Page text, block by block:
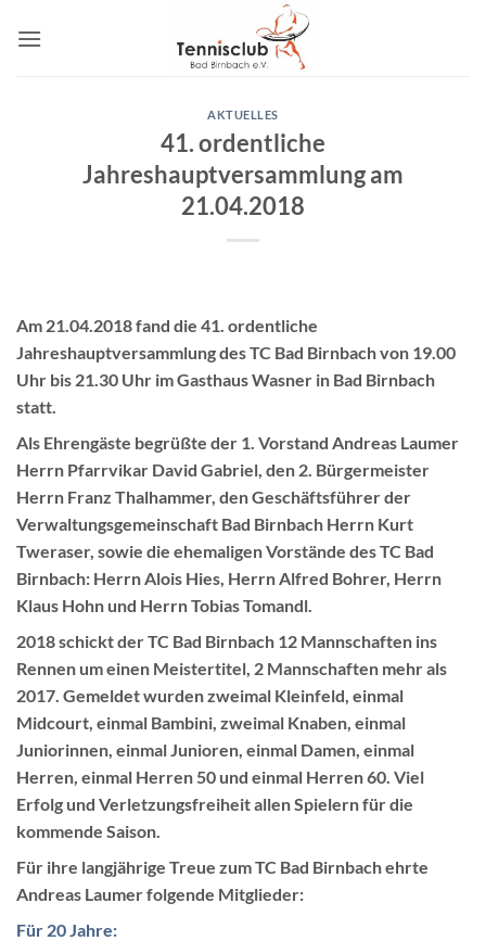
Inhalt
AKTUELLES
41. ordentliche
Jahreshauptversammlung am
21.04.2018
Am 21.04.2018 fand die 41. ordentliche
Jahreshauptversammlung des TC Bad Birnbach von 19.00
Uhr bis 21.30 Uhr im Gasthaus Wasner in Bad Birnbach
statt.
Als Ehrengäste begrüßte der 1. Vorstand Andreas Laumer
Herrn Pfarrvikar David Gabriel, den 2. Bürgermeister
Herrn Franz Thalhammer, den Geschäftsführer der
Verwaltungsgemeinschaft Bad Birnbach Herrn Kurt
Tweraser, sowie die ehemaligen Vorstände des TC Bad
Birnbach: Herrn Alois Hies, Herrn Alfred Bohrer, Herrn
Klaus Hohn und Herrn Tobias Tomandl.
2018 schickt der TC Bad Birnbach 12 Mannschaften ins
Rennen um einen Meistertitel, 2 Mannschaften mehr als
2017. Gemeldet wurden zweimal Kleinfeld, einmal
Midcourt, einmal Bambini, zweimal Knaben, einmal
Juniorinnen, einmal Junioren, einmal Damen, einmal
Herren, einmal Herren 50 und einmal Herren 60. Viel
Erfolg und Verletzungsfreiheit allen Spielern für die
kommende Saison.
Für ihre langjährige Treue zum TC Bad Birnbach ehrte
Andreas Laumer folgende Mitglieder:
Für 20 Jahre: